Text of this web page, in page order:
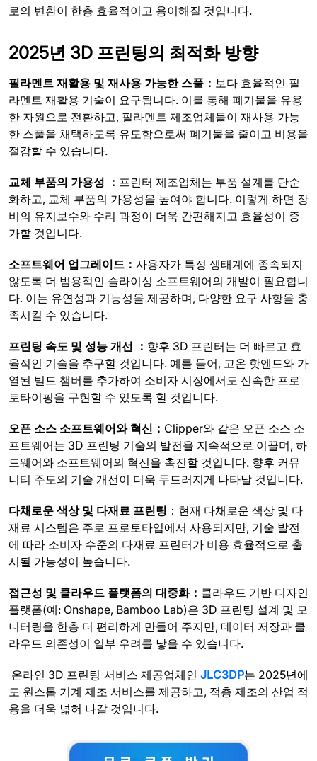
로의 변환이 한층 효율적이고 용이해질 것입니다.
2025년 3D 프린팅의 최적화 방향
필라멘트 재활용 및 재사용 가능한 스풀： 보다 효율적인 필
라멘트 재활용 기술이 요구됩니다. 이를 통해 폐기물을 유용
한 자원으로 전환하고, 필라멘트 제조업체들이 재사용 가능
한 스풀을 채택하도록 유도함으로써 폐기물을 줄이고 비용을
절감할 수 있습니다.
교체 부품의 가용성 ： 프린터 제조업체는 부품 설계를 단순
화하고, 교체 부품의 가용성을 높여야 합니다. 이렇게 하면 장
비의 유지보수와 수리 과정이 더욱 간편해지고 효율성이 증
가할 것입니다.
소프트웨어 업그레이드： 사용자가 특정 생태계에 종속되지
않도록 더 범용적인 슬라이싱 소프트웨어의 개발이 필요합니
다. 이는 유연성과 기능성을 제공하며, 다양한 요구 사항을 충
족시킬 수 있습니다.
프린팅 속도 및 성능 개선 ： 향후 3D 프린터는 더 빠르고 효
율적인 기술을 추구할 것입니다. 예를 들어, 고온 핫엔드와 가
열된 빌드 챔버를 추가하여 소비자 시장에서도 신속한 프로
토타이핑을 구현할 수 있도록 할 것입니다.
오픈 소스 소프트웨어와 혁신： Clipper와 같은 오픈 소스 소
프트웨어는 3D 프린팅 기술의 발전을 지속적으로 이끌며, 하
드웨어와 소프트웨어의 혁신을 촉진할 것입니다. 향후 커뮤
니티 주도의 기술 개선이 더욱 두드러지게 나타날 것입니다.
다채로운 색상 및 다재료 프린팅 ：현재 다채로운 색상 및 다
재료 시스템은 주로 프로토타입에서 사용되지만, 기술 발전
에 따라 소비자 수준의 다재료 프린터가 비용 효율적으로 출
시될 가능성이 높습니다.
접근성 및 클라우드 플랫폼의 대중화： 클라우드 기반 디자인
플랫폼(예: Onshape, Bamboo Lab)은 3D 프린팅 설계 및 모
니터링을 한층 더 편리하게 만들어 주지만, 데이터 저장과 클
라우드 의존성이 일부 우려를 낳을 수 있습니다.
온라인 3D 프린팅 서비스 제공업체인 JLC3DP는 2025년에
도 원스톱 기계 제조 서비스를 제공하고, 적층 제조의 산업 적
용을 더욱 넓혀 나갈 것입니다.